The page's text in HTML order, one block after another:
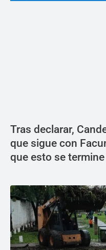
Tras declarar,
que sigue con
que esto se